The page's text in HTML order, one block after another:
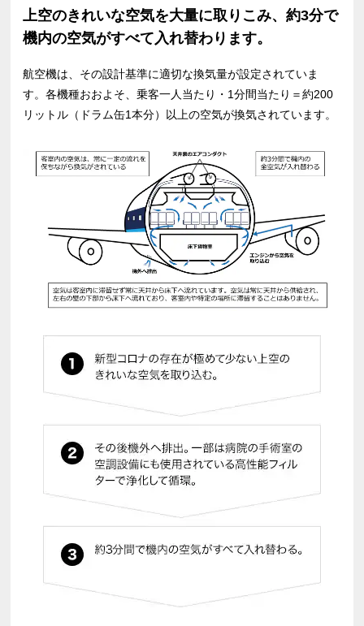
上空のきれいな空気を大量に取りこみ、約3分で
機内の空気がすべて入れ替わります。
航空機は、その設計基準に適切な換気量が設定されていま
す。各機種おおよそ、乗客一人当たり・1分間当たり＝約200
リットル（ドラム缶1本分）以上の空気が換気されています。